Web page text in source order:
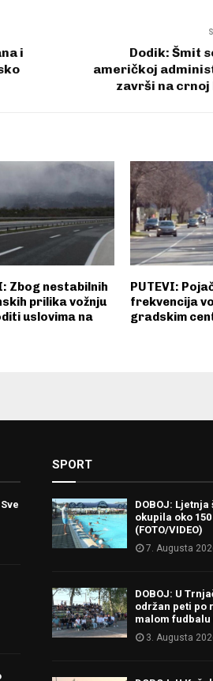
i
Dodik: Šmit
američkoj
završi na crnoj
Zbog nestabilnih
prilika vožnju
uslovima na
PUTEVI:
frekvencija
gradskim
SPORT
DOBOJ:
okupila oko
(FOTO/VIDEO)
7. Augusta
DOBOJ: U
održan peti po
malom fudbalu
3. Augusta